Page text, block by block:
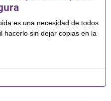
es una necesidad de todos
hacerlo sin dejar copias en la